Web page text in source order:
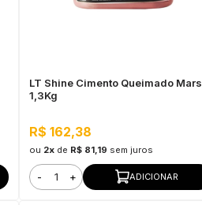
LT Shine Cimento Queimado Mars
1,3Kg
R$ 162,38
ou 2x de R$ 81,19 sem juros
- + ADICIONAR